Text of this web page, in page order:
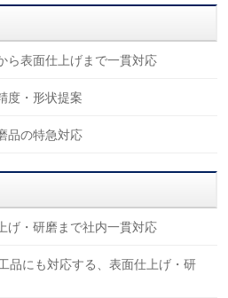
ら表面仕上げまで一貫対応
度・形状提案
品の特急対応
げ・研磨まで社内一貫対応
品にも対応する、表面仕上げ・研